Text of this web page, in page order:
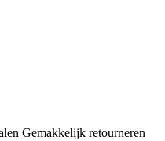
Gemakkelijk retourneren